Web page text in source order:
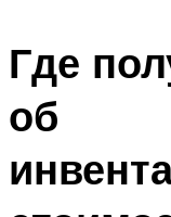
Где
об